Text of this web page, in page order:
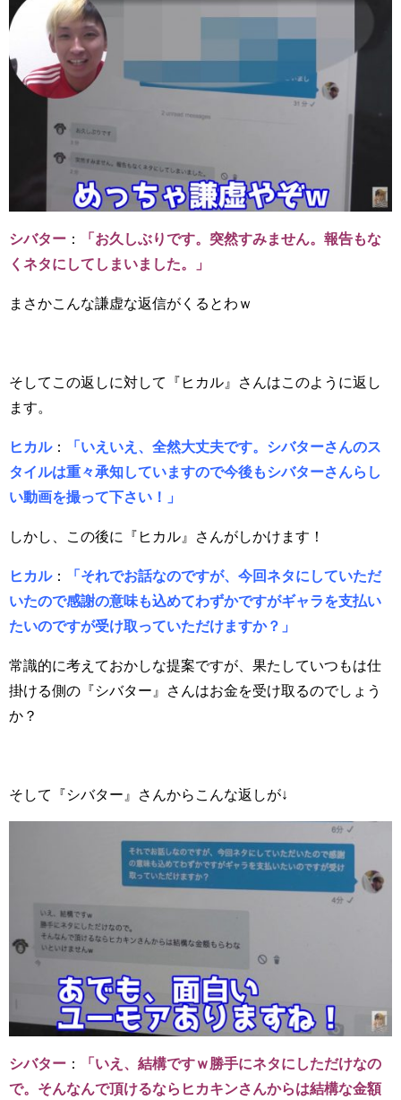
シバター ：
「お久しぶりです。突然すみません。報告もな
くネタにしてしまいました。」
まさかこんな謙虚な返信がくるとわｗ
そしてこの返しに対して『ヒカル』さんはこのように返し
ます。
ヒカル：
「いえいえ、全然大丈夫です。シバターさんのス
タイルは重々承知していますので今後もシバターさんらし
い動画を撮って下さい！」
しかし、この後に『ヒカル』さんがしかけます！
ヒカル：
「それでお話なのですが、今回ネタにしていただ
いたので感謝の意味も込めてわずかですがギャラを支払い
たいのですが受け取っていただけますか？」
常識的に考えておかしな提案ですが、果たしていつもは仕
掛ける側の『シバター』さんはお金を受け取るのでしょう
か？
そして『シバター』さんからこんな返しが↓
シバター ：
「いえ、結構ですｗ勝手にネタにしただけなの
で。そんなんで頂けるならヒカキンさんからは結構な金額